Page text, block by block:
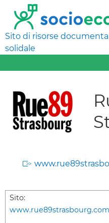
Sito di risorse
solidale
Sito: